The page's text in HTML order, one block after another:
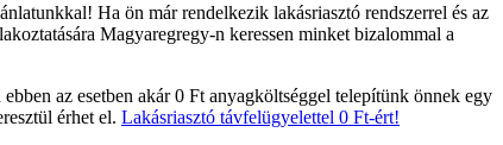
Ha ön már rendelkezik lakásriasztó rendszerrel és az
Magyaregregy-n keressen minket bizalommal a
az esetben akár 0 Ft anyagköltséggel telepítünk önnek egy
érhet el. Lakásriasztó távfelügyelettel 0 Ft-ért!